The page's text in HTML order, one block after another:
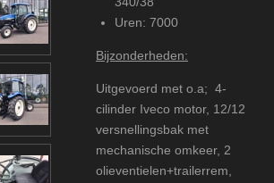
Uren: 7000
Bijzonderheden:
Uitgevoerd met o.a; 4-
cilinder Iveco motor, 12/12
versnellingsbak met
mechanische omkeer, 2
olieventielen+trailerrem,